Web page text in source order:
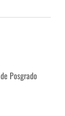
Posgrado